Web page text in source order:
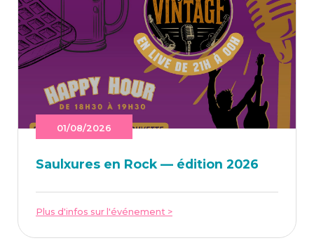
01/08/2026
Saulxures en Rock — édi­tion 2026
Plus d'infos sur l'événement >